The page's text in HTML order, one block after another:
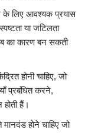
के लिए आवश्यक प्रयास
या जटिलता
का कारण बन सकती
होनी चाहिए, जो
प्रबंधित करने,
हैं।
मानदंड होने चाहिए जो